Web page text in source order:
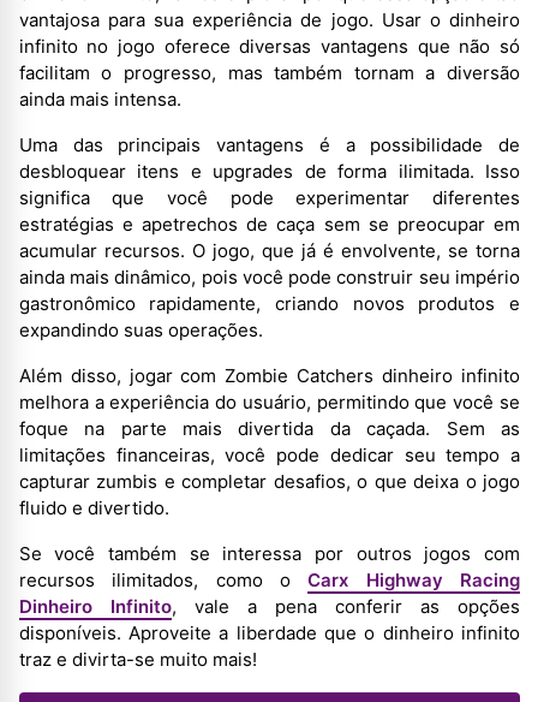
vantajosa para sua experiência de jogo. Usar o dinheiro
infinito no jogo oferece diversas vantagens que não só
facilitam o progresso, mas também tornam a diversão
ainda mais intensa.
Uma das principais vantagens é a possibilidade de
desbloquear itens e upgrades de forma ilimitada. Isso
significa que você pode experimentar diferentes
estratégias e apetrechos de caça sem se preocupar em
acumular recursos. O jogo, que já é envolvente, se torna
ainda mais dinâmico, pois você pode construir seu império
gastronômico rapidamente, criando novos produtos e
expandindo suas operações.
Além disso, jogar com Zombie Catchers dinheiro infinito
melhora a experiência do usuário, permitindo que você se
foque na parte mais divertida da caçada. Sem as
limitações financeiras, você pode dedicar seu tempo a
capturar zumbis e completar desafios, o que deixa o jogo
fluido e divertido.
Se você também se interessa por outros jogos com
recursos ilimitados, como oCarx Highway Racing
Dinheiro Infinito, vale a pena conferir as opções
disponíveis. Aproveite a liberdade que o dinheiro infinito
traz e divirta-se muito mais!